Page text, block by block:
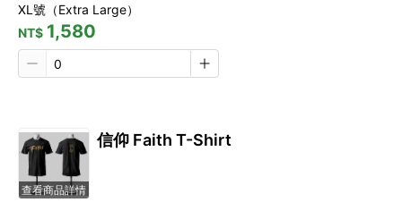
XL號（Extra Large）
NT$ 1,580
查看商品詳情
信仰 Faith T-Shirt